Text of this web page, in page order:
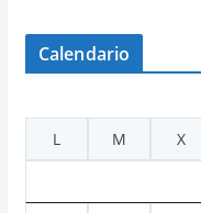
Calendario
L
M X